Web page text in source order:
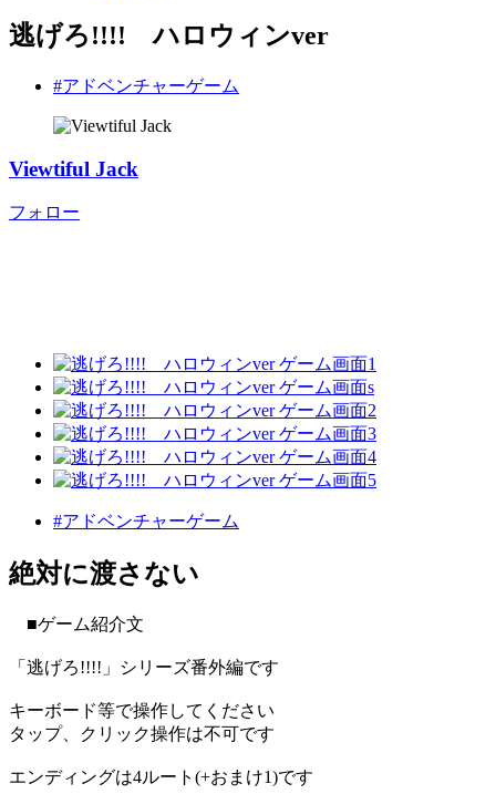
逃げろ!!!! ハロウィンver
#アドベンチャーゲーム
Viewtiful Jack
フォロー
#アドベンチャーゲーム
絶対に渡さない
■ゲーム紹介文
「逃げろ!!!!」シリーズ番外編です
キーボード等で操作してください
タップ、クリック操作は不可です
エンディングは4ルート(+おまけ1)です